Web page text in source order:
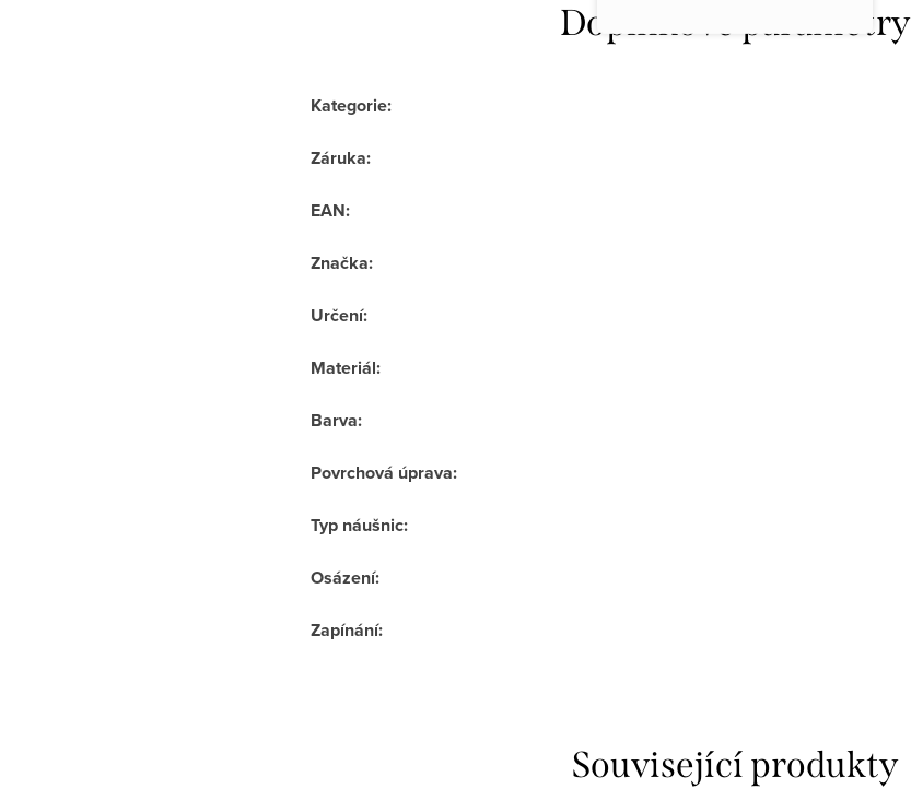
Doplňkové parametry
Kategorie:
Záruka:
EAN:
Značka:
Určení:
Materiál:
Barva:
Povrchová úprava:
Typ náušnic:
Osázení:
Zapínání:
Související produkty